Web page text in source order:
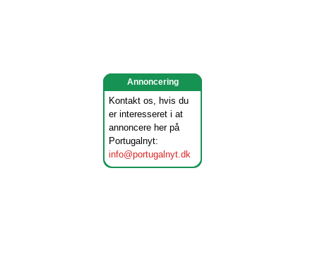
Annoncering
Kontakt os, hvis du
er interesseret i at
annoncere her på
Portugalnyt:
info@portugalnyt.dk